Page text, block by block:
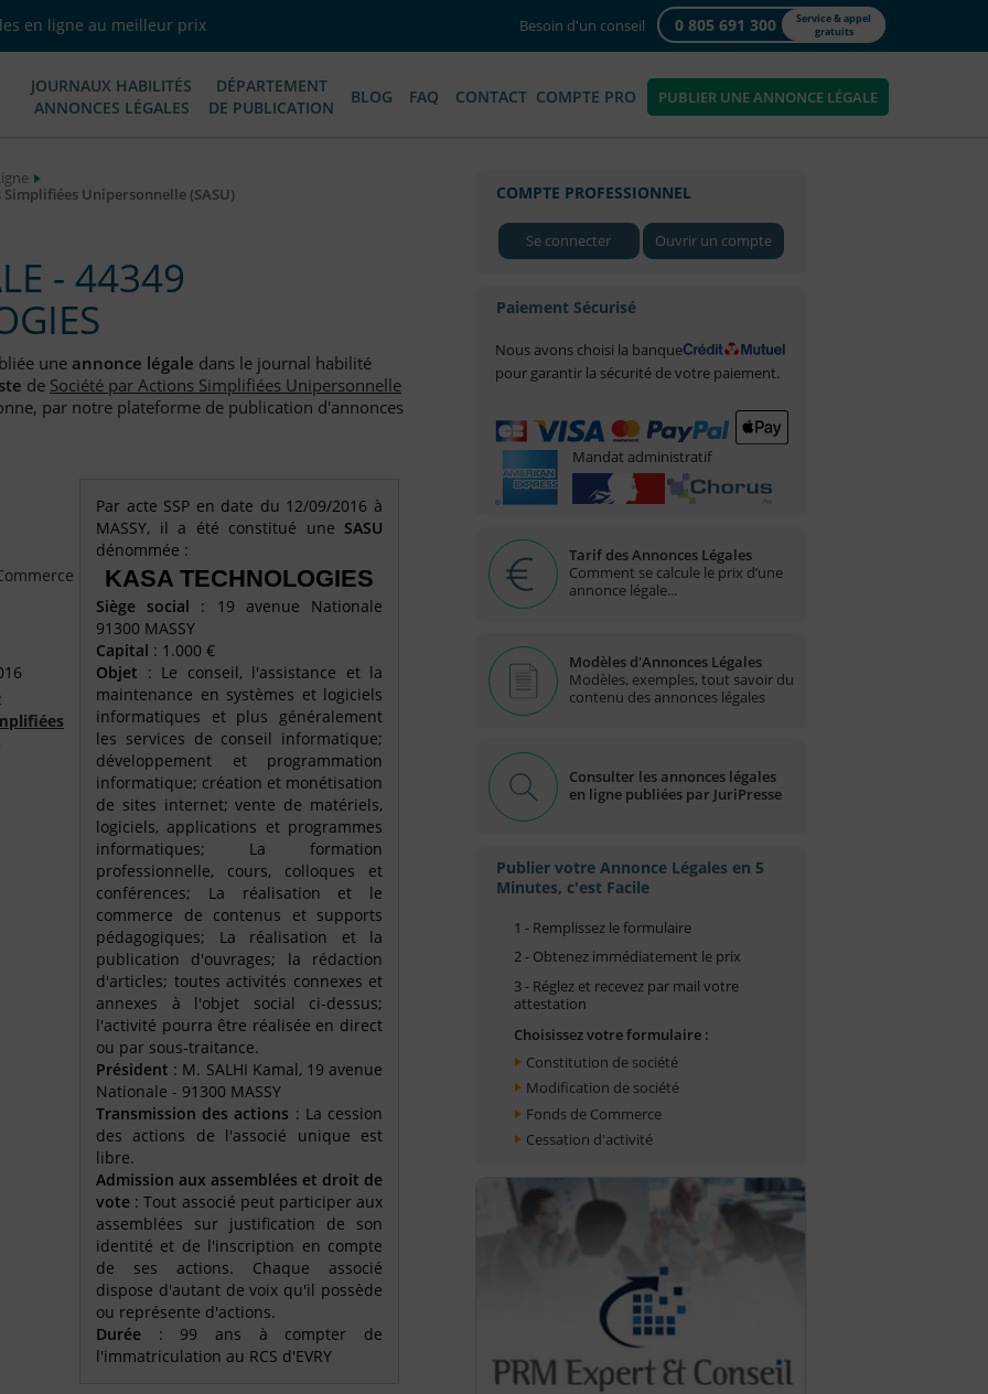
en ligne au meilleur prix Besoin d'un conseil 0 805 691 300
Service & appel
gratuits
JOURNAUX HABILITÉS
ANNONCES LÉGALES
DÉPARTEMENT
DE PUBLICATION
BLOG FAQ CONTACT COMPTE PRO PUBLIER UNE ANNONCE LÉGALE
Simplifiées Unipersonnelle (SASU)
- 44349
une annonce légale dans le journal habilité
de Société par Actions Simplifiées Unipersonnelle
par notre plateforme de publication d'annonces
Par acte SSP en date du 12/09/2016 à
MASSY, il a été constitué une SASU
dénommée :
KASA TECHNOLOGIES
Siège social : 19 avenue Nationale
91300 MASSY
Capital : 1.000 €
Objet : Le conseil, l'assistance et la
maintenance en systèmes et logiciels
informatiques et plus généralement
les services de conseil informatique;
développement et programmation
informatique; création et monétisation
de sites internet; vente de matériels,
logiciels, applications et programmes
informatiques; La formation
professionnelle, cours, colloques et
conférences; La réalisation et le
commerce de contenus et supports
pédagogiques; La réalisation et la
publication d'ouvrages; la rédaction
d'articles; toutes activités connexes et
annexes à l'objet social ci-dessus;
l'activité pourra être réalisée en direct
ou par sous-traitance.
Président : M. SALHI Kamal, 19 avenue
Nationale - 91300 MASSY
Transmission des actions : La cession
des actions de l'associé unique est
libre.
Admission aux assemblées et droit de
vote : Tout associé peut participer aux
assemblées sur justification de son
identité et de l'inscription en compte
de ses actions. Chaque associé
dispose d'autant de voix qu'il possède
ou représente d'actions.
Durée : 99 ans à compter de
l'immatriculation au RCS d'EVRY
COMPTE PROFESSIONNEL
Se connecter Ouvrir un compte
Paiement Sécurisé
Nous avons choisi la banque
pour garantir la sécurité de votre paiement.
Mandat administratif
Tarif des Annonces Légales
Comment se calcule le prix d’une
annonce légale...
Modèles d'Annonces Légales
Modèles, exemples, tout savoir du
contenu des annonces légales
Consulter les annonces légales
en ligne publiées par JuriPresse
Publier votre Annonce Légales en 5
Minutes, c'est Facile
1 - Remplissez le formulaire
2 - Obtenez immédiatement le prix
3 - Réglez et recevez par mail votre
attestation
Choisissez votre formulaire :
Constitution de société
Modification de société
Fonds de Commerce
Cessation d'activité